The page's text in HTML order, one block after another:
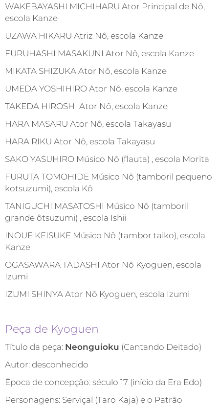
WAKEBAYASHI MICHIHARU Ator Principal de Nô,
escola Kanze
UZAWA HIKARU Atriz Nô, escola Kanze
FURUHASHI MASAKUNI Ator Nô, escola Kanze
MIKATA SHIZUKA Ator Nô, escola Kanze
UMEDA YOSHIHIRO Ator Nô, escola Kanze
TAKEDA HIROSHI Ator Nô, escola Kanze
HARA MASARU Ator Nô, escola Takayasu
HARA RIKU Ator Nô, escola Takayasu
SAKO YASUHIRO Músico Nô (flauta) , escola Morita
FURUTA TOMOHIDE Músico Nô (tamboril pequeno
kotsuzumi), escola Kô
TANIGUCHI MASATOSHI Músico Nô (tamboril
grande ôtsuzumi) , escola Ishii
INOUE KEISUKE Músico Nô (tambor taiko), escola
Kanze
OGASAWARA TADASHI Ator Nô Kyoguen, escola
Izumi
IZUMI SHINYA Ator Nô Kyoguen, escola Izumi
Peça de Kyoguen
Título da peça: Neonguioku (Cantando Deitado)
Autor: desconhecido
Época de concepção: século 17 (início da Era Edo)
Personagens: Serviçal (Taro Kaja) e o Patrão